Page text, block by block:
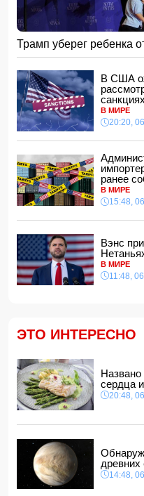
В Японии заявили о
ракеты
15:28, 06.08.2026
За месяц пограничники
лиц
15:08, 06.08.2026
Конфликт из-за бабушки:
избил жену
15:00, 06.08.2026
на Венере
14:48, 06.08.2026
В Баку 40-летний
14:40, 06.08.2026
Джейхун Байрамов: В
рады поставлять газ и
14:34, 06.08.2026
За семь месяцев
манатов
14:28, 06.08.2026
14:14, 06.08.2026
"Шохрат"
14:10, 06.08.2026
Стали известны детали
с "Эрзурумспором"
представителей, одного
14:00, 06.08.2026
Прогноз погоды в
12:48, 06.08.2026
Трамп уберег ребенка
В США
В МИРЕ
20:20,
ранее
В МИРЕ
15:48,
Вэнс
В МИРЕ
11:48,
ЭТО ИНТЕРЕСНО
сердца
20:48,
древних
14:48,